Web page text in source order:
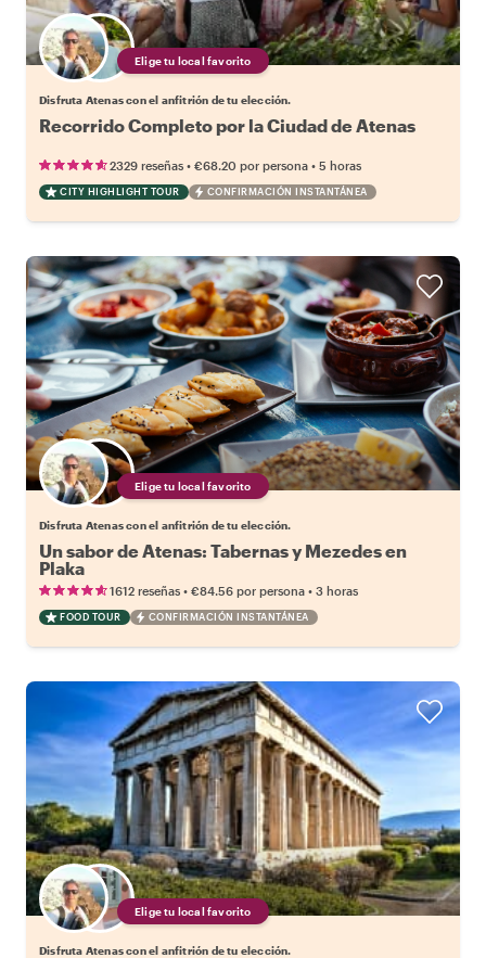
Elige tu local favorito
Disfruta Atenas con el anfitrión de tu elección.
Recorrido Completo por la Ciudad de Atenas
2329 reseñas • €68.20 por persona • 5 horas
CITY HIGHLIGHT TOUR CONFIRMACIÓN INSTANTÁNEA
Elige tu local favorito
Disfruta Atenas con el anfitrión de tu elección.
Un sabor de Atenas: Tabernas y Mezedes en
Plaka
1612 reseñas • €84.56 por persona • 3 horas
FOOD TOUR CONFIRMACIÓN INSTANTÁNEA
Elige tu local favorito
Disfruta Atenas con el anfitrión de tu elección.